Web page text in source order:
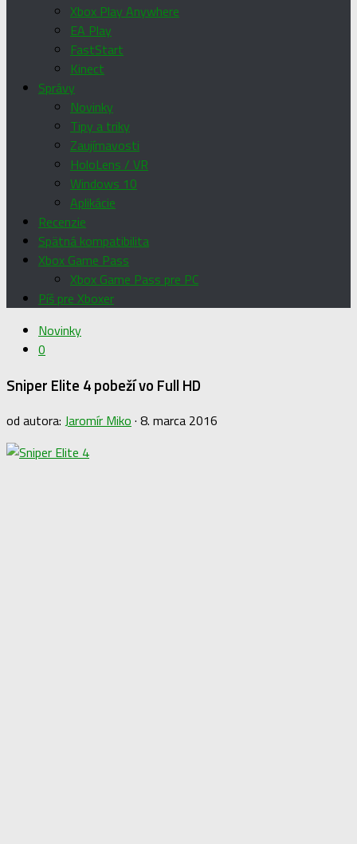
Xbox Play Anywhere
EA Play
FastStart
Kinect
Správy
Novinky
Tipy a triky
Zaujímavosti
HoloLens / VR
Windows 10
Aplikácie
Recenzie
Spätná kompatibilita
Xbox Game Pass
Xbox Game Pass pre PC
Píš pre Xboxer
Novinky
0
Sniper Elite 4 pobeží vo Full HD
od autora: Jaromír Miko · 8. marca 2016